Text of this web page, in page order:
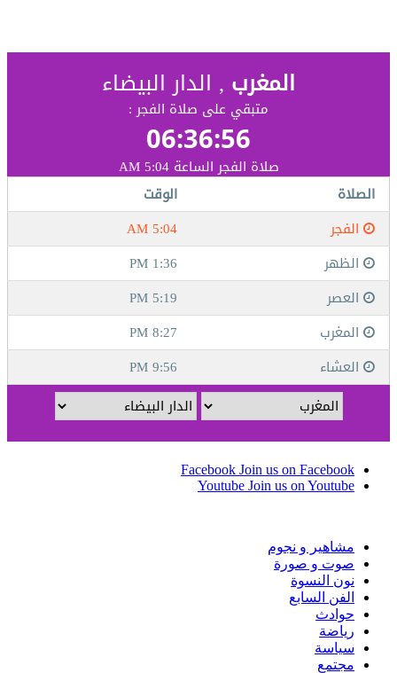
Facebook Join us on Facebook
Youtube Join us on Youtube
مشاهير و نجوم
صوت و صورة
نون النسوة
الفن السابع
حوادث
رياضة
سياسة
مجتمع